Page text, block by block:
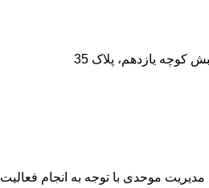
کوچه یازدهم، پلاک 35
مدیریت موحدی با توجه به انجام فعالیت